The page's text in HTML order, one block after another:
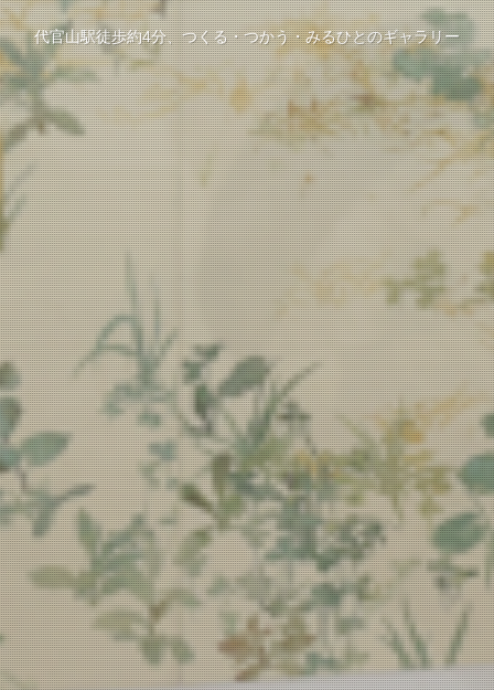
代官山駅徒歩約4分、つくる・つかう・みるひとのギャラリー